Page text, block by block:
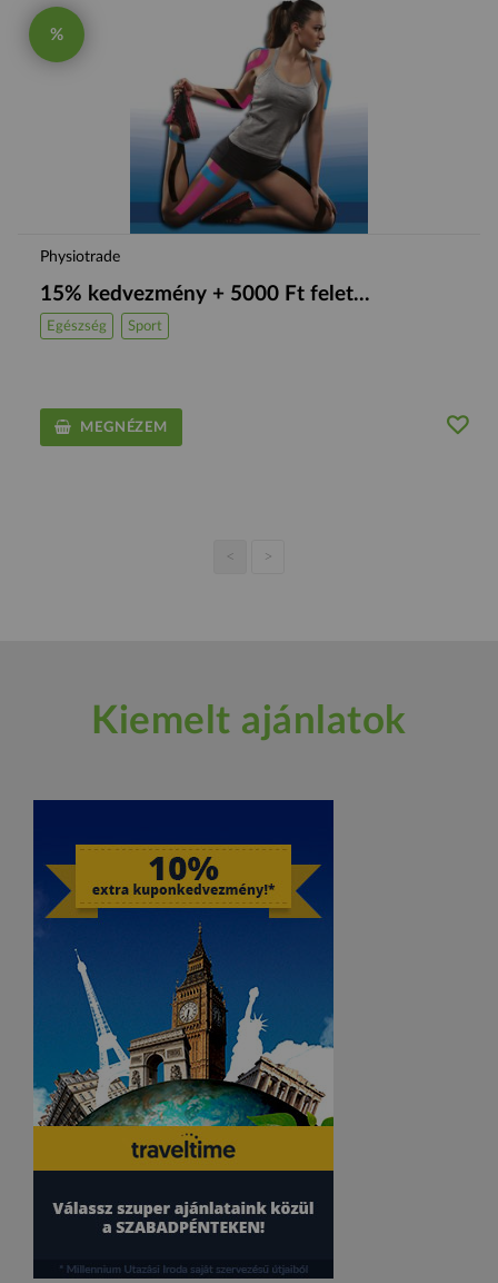
%
Physiotrade
15% kedvezmény + 5000 Ft felet...
Egészség Sport
MEGNÉZEM
< >
Kiemelt ajánlatok